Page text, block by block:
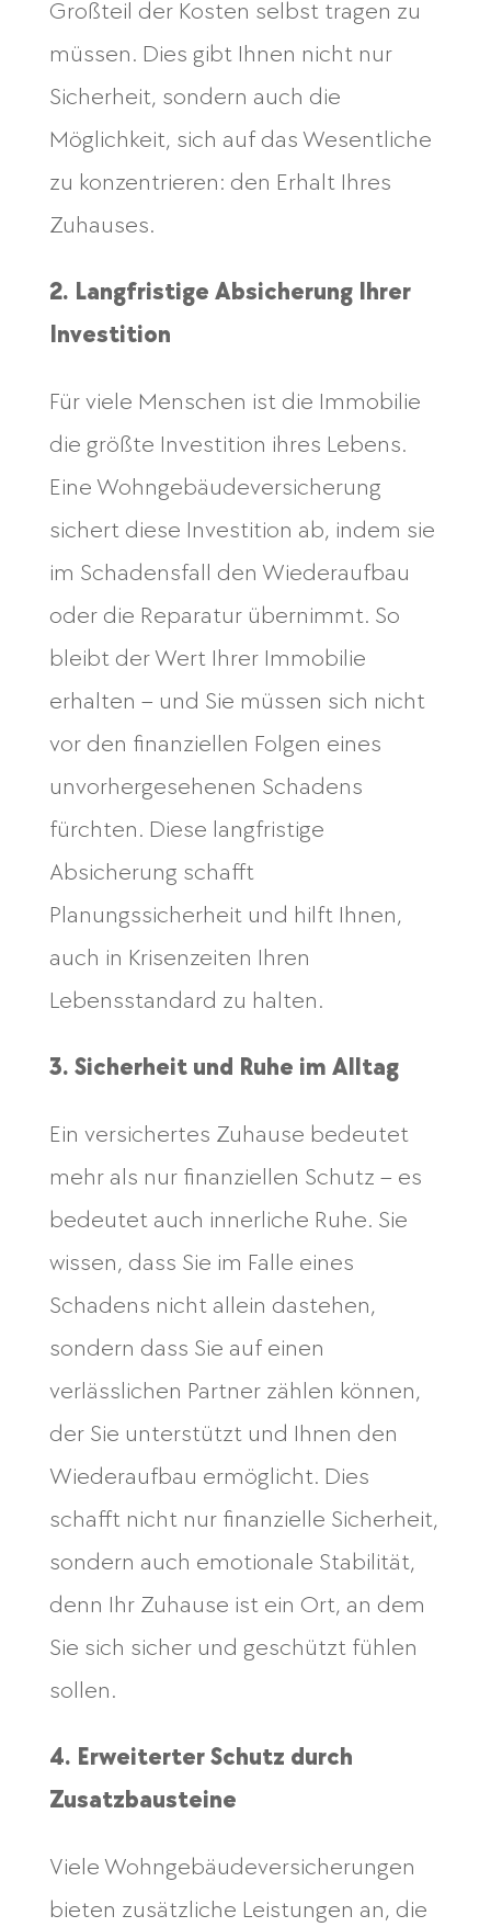
Großteil der Kosten selbst tragen zu
müssen. Dies gibt Ihnen nicht nur
Sicherheit, sondern auch die
Möglichkeit, sich auf das Wesentliche
zu konzentrieren: den Erhalt Ihres
Zuhauses.
2. Langfristige Absicherung Ihrer
Investition
Für viele Menschen ist die Immobilie
die größte Investition ihres Lebens.
Eine Wohngebäudeversicherung
sichert diese Investition ab, indem sie
im Schadensfall den Wiederaufbau
oder die Reparatur übernimmt. So
bleibt der Wert Ihrer Immobilie
erhalten – und Sie müssen sich nicht
vor den finanziellen Folgen eines
unvorhergesehenen Schadens
fürchten. Diese langfristige
Absicherung schafft
Planungssicherheit und hilft Ihnen,
auch in Krisenzeiten Ihren
Lebensstandard zu halten.
3. Sicherheit und Ruhe im Alltag
Ein versichertes Zuhause bedeutet
mehr als nur finanziellen Schutz – es
bedeutet auch innerliche Ruhe. Sie
wissen, dass Sie im Falle eines
Schadens nicht allein dastehen,
sondern dass Sie auf einen
verlässlichen Partner zählen können,
der Sie unterstützt und Ihnen den
Wiederaufbau ermöglicht. Dies
schafft nicht nur finanzielle Sicherheit,
sondern auch emotionale Stabilität,
denn Ihr Zuhause ist ein Ort, an dem
Sie sich sicher und geschützt fühlen
sollen.
4. Erweiterter Schutz durch
Zusatzbausteine
Viele Wohngebäudeversicherungen
bieten zusätzliche Leistungen an, die